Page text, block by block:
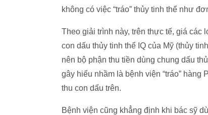
không có việc “tráo” thủy tinh thể như
Theo giải trình này, trên thực tế, giá
con dấu thủy tinh thể IQ của Mỹ (thủy
nên bộ phận thu tiền dùng chung dấu
gây hiểu nhầm là bệnh viện “tráo”
thu con dấu trên.
Bệnh viện cũng khẳng định khi bác sỹ